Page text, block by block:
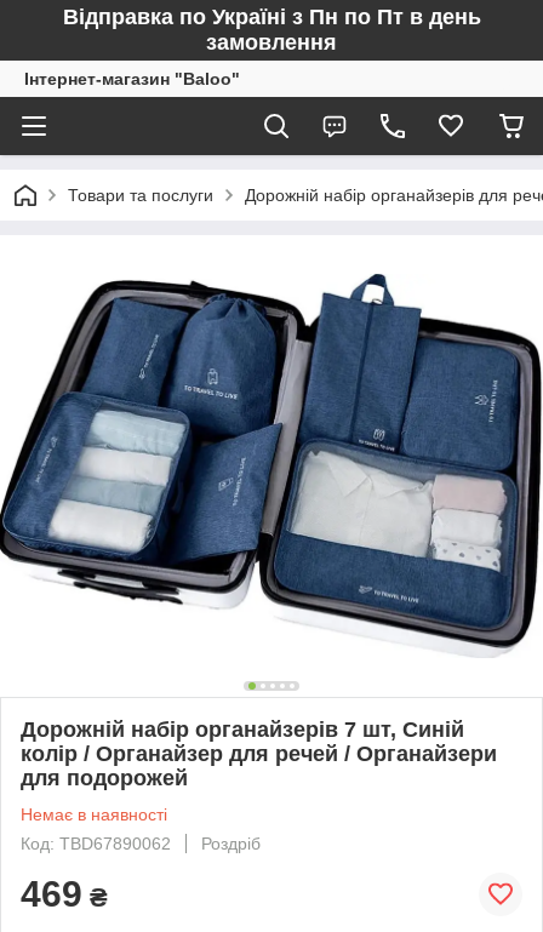
Відправка по Україні з Пн по Пт в день
замовлення
Інтернет-магазин "Baloo"
Товари та послуги Дорожній набір органайзерів для
Дорожній набір органайзерів 7 шт, Синій
колір / Органайзер для речей / Органайзери
для подорожей
Немає в наявності
Код: TBD67890062
Роздріб
469 ₴